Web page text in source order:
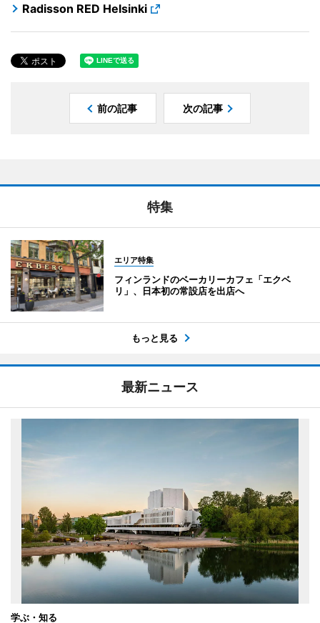
Radisson RED Helsinki
前の記事 次の記事
特集
エリア特集
フィンランドのベーカリーカフェ「エクベ
リ」、日本初の常設店を出店へ
もっと見る
最新ニュース
学ぶ・知る